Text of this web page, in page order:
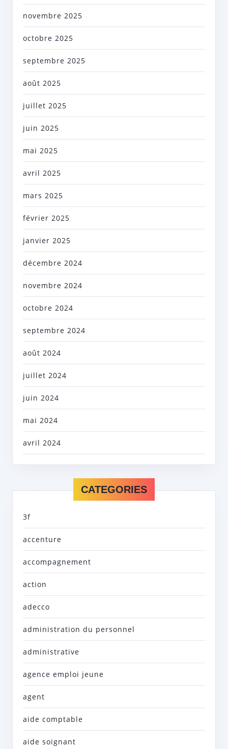
novembre 2025
octobre 2025
septembre 2025
août 2025
juillet 2025
juin 2025
mai 2025
avril 2025
mars 2025
février 2025
janvier 2025
décembre 2024
novembre 2024
octobre 2024
septembre 2024
août 2024
juillet 2024
juin 2024
mai 2024
avril 2024
CATEGORIES
3f
accenture
accompagnement
action
adecco
administration du personnel
administrative
agence emploi jeune
agent
aide comptable
aide soignant